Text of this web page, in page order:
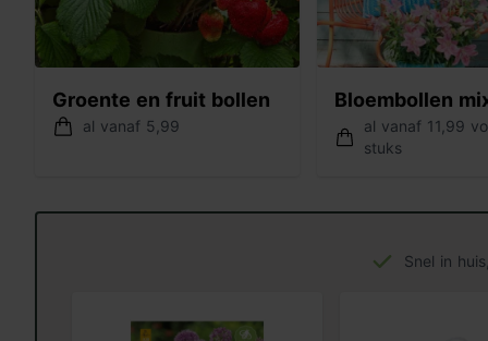
Groente en fruit bollen
al vanaf 5,99
Bloembollen
al vanaf 11,99
stuks
Snel in